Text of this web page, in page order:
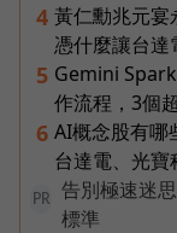
4 黃仁勳兆元宴
憑什麼讓台達
5 Gemini
作流程，3個
6 AI概念股有哪
台達電、光寶
PR
告別極速迷
標準